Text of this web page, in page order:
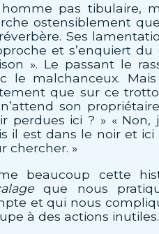
pas tibulaire,
ostensiblement
Ses
et s’enquiert
». Le passant le
le malchanceux.
que sur ce
son
perdues ici ? » «
il est dans le noir et ici
chercher. »
beaucoup cette
que nous
et qui nous
à des actions inutiles.